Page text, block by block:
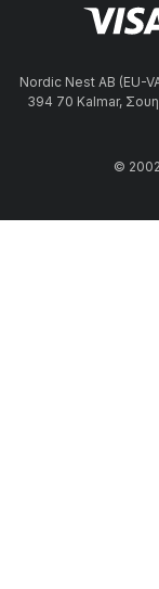
Nordic Nest AB (EU-
394 70 Kalmar,
©